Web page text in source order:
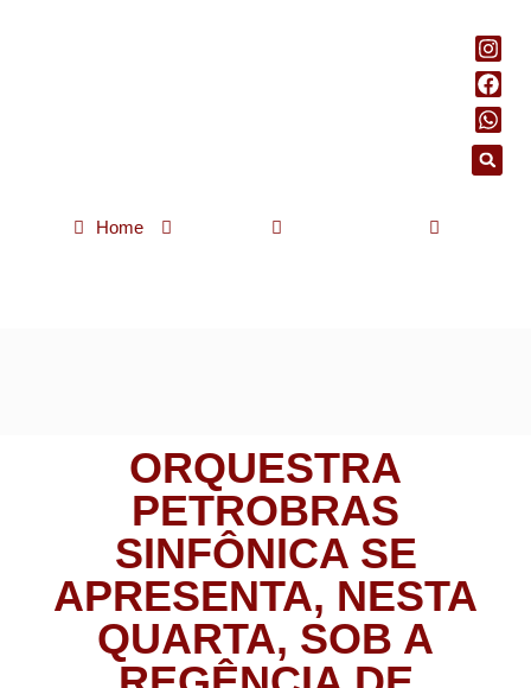
Home
ORQUESTRA
PETROBRAS
SINFÔNICA SE
APRESENTA, NESTA
QUARTA, SOB A